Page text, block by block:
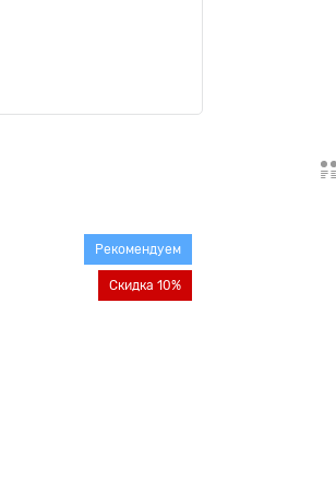
Рекомендуем
Скидка 10%